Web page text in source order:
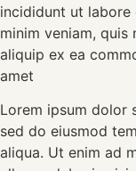
incididunt ut labore
minim veniam,
aliquip ex ea
amet
Lorem ipsum dolor
sed do eiusmod
aliqua. Ut enim ad